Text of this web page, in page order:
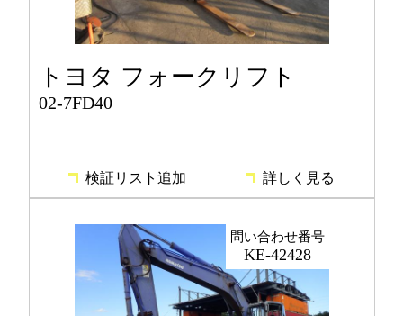
トヨタ フォークリフト
02-7FD40
検証リスト追加 詳しく見る
問い合わせ番号
KE-42428